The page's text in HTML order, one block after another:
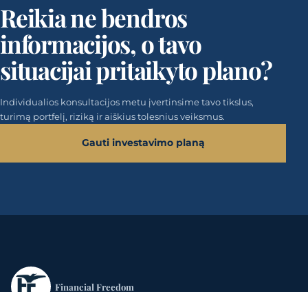
Reikia ne bendros
informacijos, o tavo
situacijai pritaikyto plano?
Individualios konsultacijos metu įvertinsime tavo tikslus,
turimą portfelį, riziką ir aiškius tolesnius veiksmus.
Gauti investavimo planą
Financial Freedom